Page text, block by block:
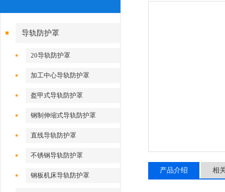
导轨防护罩
20导轨防护罩
加工中心导轨防护罩
盔甲式导轨防护罩
钢制伸缩式导轨防护罩
直线导轨防护罩
不锈钢导轨防护罩
钢板机床导轨防护罩
产品介绍 相